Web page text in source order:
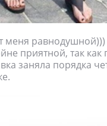
равнодушной)))
приятной, так
заняла порядка